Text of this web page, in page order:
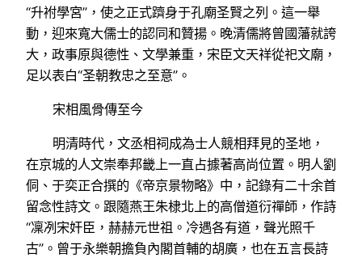
“升袝學宮”，使之正式躋身于孔廟圣賢之列。這一舉
動，迎來寬大儒士的認同和贊揚。晚清儒將曾國藩就誇
大，政事原與德性、文學兼重，宋臣文天祥從祀文廟，
足以表白“圣朝教忠之至意”。
宋相風骨傳至今
明清時代，文丞相祠成為士人競相拜見的圣地，
在京城的人文崇奉邦畿上一直占據著高尚位置。明人劉
侗、于奕正合撰的《帝京景物略》中，記錄有二十余首
留念性詩文。跟隨燕王朱棣北上的高僧道衍禪師，作詩
“凜冽宋奸臣，赫赫元世祖。冷遇各有道，聲光照千
古”。曾于永樂朝擔負內閣首輔的胡廣，也在五言長詩